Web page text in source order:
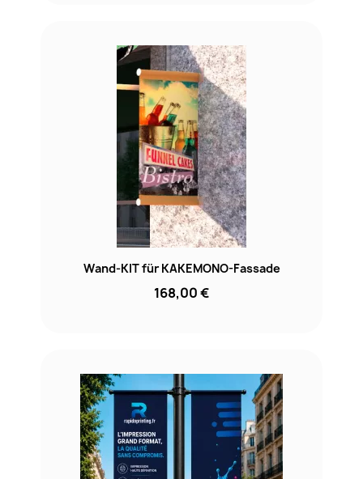
Wand-KIT für KAKEMONO-Fassade
168,00 €